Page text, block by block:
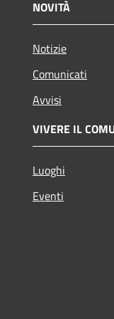
NOVITÀ
Notizie
Comunicati
Avvisi
VIVERE IL
Luoghi
Eventi